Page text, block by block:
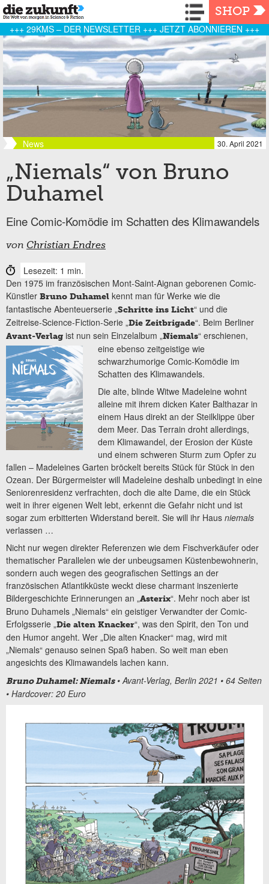
Navigation
SHOP
+++ 29KMS – DER NEWSLETTER +++ JETZT ABONNIEREN +++
News 30. April 2021
„Niemals“ von Bruno
Duhamel
Eine Comic-Komödie im Schatten des Klimawandels
von Christian Endres
Lesezeit: 1 min.
Den 1975 im französischen Mont-Saint-Aignan geborenen Comic-
Künstler Bruno Duhamel kennt man für Werke wie die
fantastische Abenteuerserie „Schritte ins Licht“ und die
Zeitreise-Science-Fiction-Serie „Die Zeitbrigade“. Beim Berliner
Avant-Verlag ist nun sein Einzelalbum „Niemals“ erschienen,
eine ebenso zeitgeistigewie
schwarzhumorige Comic-Komödie im
Schatten des Klimawandels.
Die alte, blinde Witwe Madeleine wohnt
alleine mit ihrem dicken Kater Balthazar in
einem Haus direkt an der Steilklippe über
dem Meer. Das Terrain droht allerdings,
dem Klimawandel, der Erosion der Küste
und einem schweren Sturm zum Opfer zu
fallen – Madeleines Garten bröckelt bereits Stück für Stück in den
Ozean. Der Bürgermeister will Madeleine deshalb unbedingt in eine
Seniorenresidenz verfrachten, doch die alte Dame, die ein Stück
weit in ihrer eigenen Welt lebt, erkennt die Gefahr nicht und ist
sogar zum erbitterten Widerstand bereit. Sie will ihr Haus niemals
verlassen …
Nicht nur wegen direkter Referenzen wie dem Fischverkäufer oder
thematischer Parallelen wie der unbeugsamen Küstenbewohnerin,
sondern auch wegen des geografischen Settings an der
französischen Atlantikküste weckt diese charmant inszenierte
Bildergeschichte Erinnerungen an „Asterix“. Mehr noch aber ist
Bruno Duhamels „Niemals“ ein geistiger Verwandter der Comic-
Erfolgsserie „Die alten Knacker“, was den Spirit, den Ton und
den Humor angeht. Wer „Die alten Knacker“ mag, wird mit
„Niemals“ genauso seinen Spaß haben. So weit man eben
angesichts des Klimawandels lachen kann.
Bruno Duhamel: Niemals• Avant-Verlag, Berlin 2021 • 64 Seiten
• Hardcover: 20 Euro